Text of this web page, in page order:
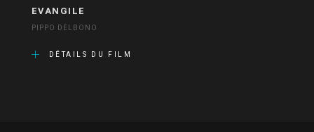
EVANGILE
PIPPO DELBONO
DÉTAILS DU FILM